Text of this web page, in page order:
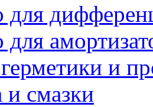
для
и
смазки